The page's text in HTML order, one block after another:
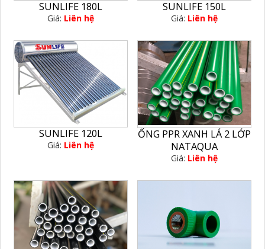
SUNLIFE 180L
Giá: Liên hệ
SUNLIFE 150L
Giá: Liên hệ
SUNLIFE 120L
Giá: Liên hệ
ỐNG PPR XANH LÁ 2 LỚP
NATAQUA
Giá: Liên hệ